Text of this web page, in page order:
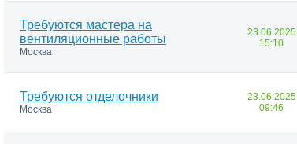
Требуются мастера на
вентиляционные работы
Москва
23.06.2025
15:10
Требуются отделочники
Москва
23.06.2025
09:46